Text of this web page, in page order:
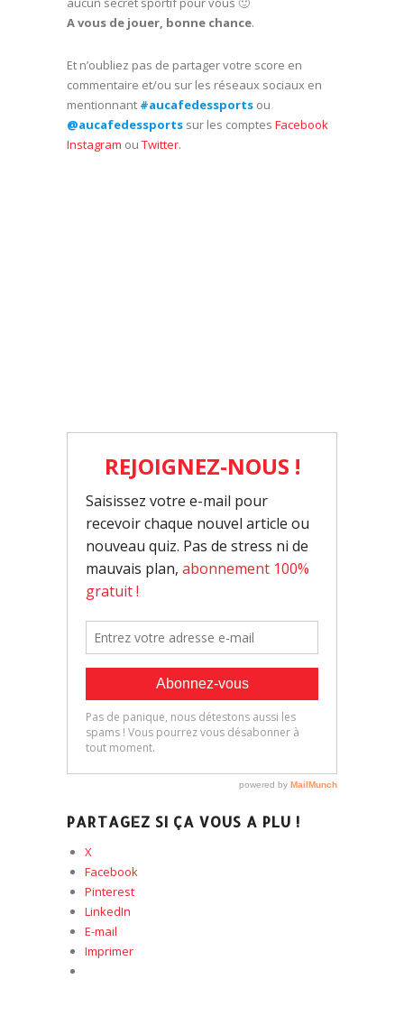
A vous de jouer, bonne chance.
Et n’oubliez pas de partager votre score en
commentaire et/ou sur les réseaux sociaux en
mentionnant #aucafedessports ou
@aucafedessports sur les comptes Facebook
Instagram ou Twitter.
PARTAGEZ SI ÇA VOUS A PLU !
X
Facebook
Pinterest
LinkedIn
E-mail
Imprimer